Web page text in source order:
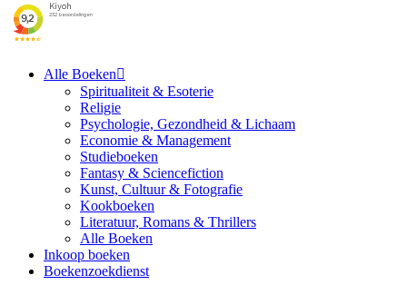
Alle Boeken
Spiritualiteit & Esoterie
Religie
Psychologie, Gezondheid & Lichaam
Economie & Management
Studieboeken
Fantasy & Sciencefiction
Kunst, Cultuur & Fotografie
Kookboeken
Literatuur, Romans & Thrillers
Alle Boeken
Inkoop boeken
Boekenzoekdienst